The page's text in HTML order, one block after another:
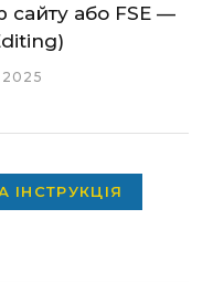
сайту або FSE —
ІНСТРУКЦІЯ